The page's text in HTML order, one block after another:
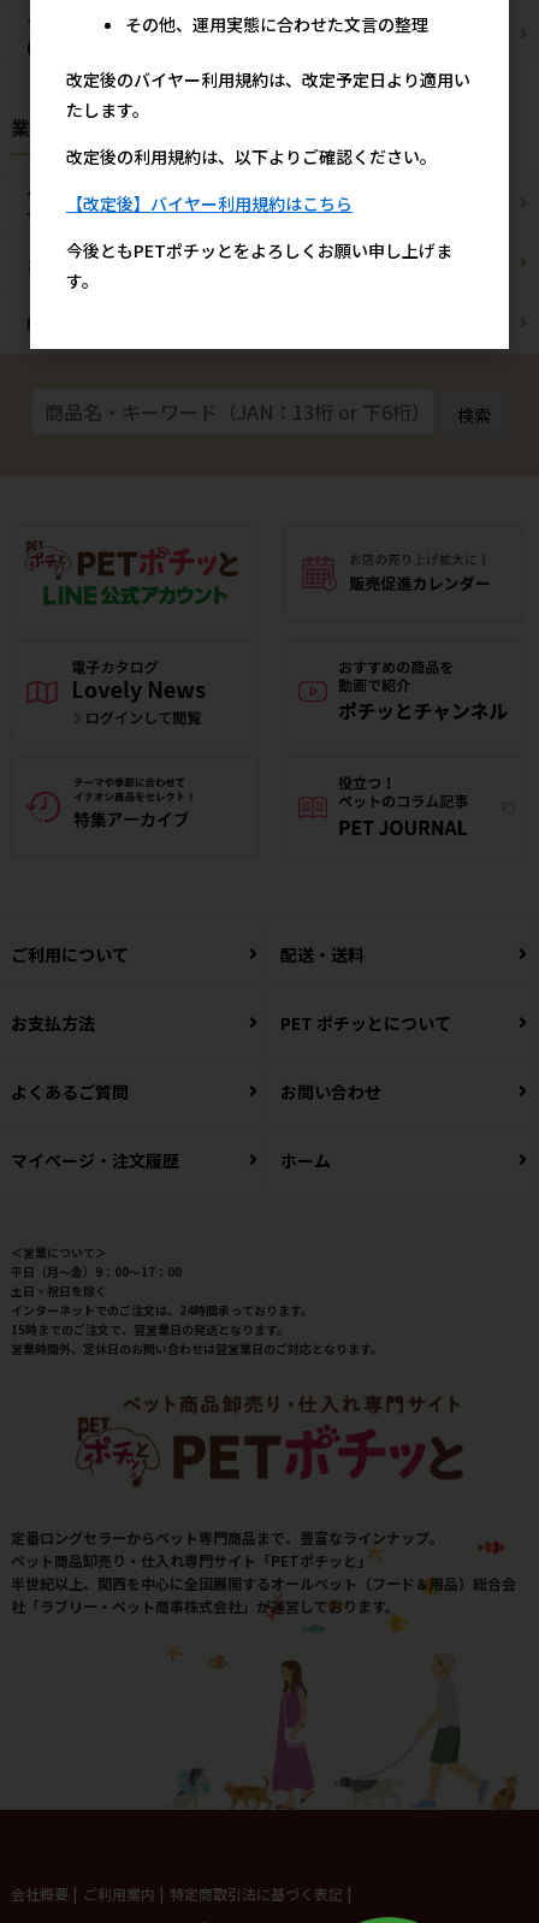
ブリーダーパック
(プロ製品)
まとめ買いお買い得品
業種様別 特設ページ
ペットショップ/
サロン様
ブリーダー様
カフェ/飲食店様 ペットOK宿泊施設様
動物病院様
検索
ご利用について 配送・送料
お支払方法 PET ポチッとについて
よくあるご質問 お問い合わせ
マイページ・注文履歴 ホーム
＜営業について＞
平日（月～金）9：00～17：00
土日・祝日を除く
インターネットでのご注文は、24時間承っております。
15時までのご注文で、翌営業日の発送となります。
営業時間外、定休日のお問い合わせは翌営業日のご対応となります。
定番ロングセラーからペット専門商品まで、豊富なラインナップ。
ペット商品卸売り・仕入れ専門サイト「PETポチッと」
半世紀以上、関西を中心に全国展開するオールペット（フード＆用品）総合会
社「ラブリー・ペット商事株式会社」が運営しております。
会社概要 | ご利用案内 | 特定商取引法に基づく表記 |
その他、運用実態に合わせた文言の整理
改定後のバイヤー利用規約は、改定予定日より適用い
たします。
改定後の利用規約は、以下よりご確認ください。
【改定後】バイヤー利用規約はこちら
今後ともPETポチッとをよろしくお願い申し上げま
す。